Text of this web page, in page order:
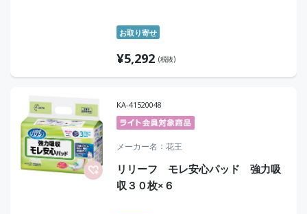
お取り寄せ
¥5,292 (税抜)
KA-41520048
メーカー名 花王
リリーフ モレ安心パッド 強力吸
収３０枚×６